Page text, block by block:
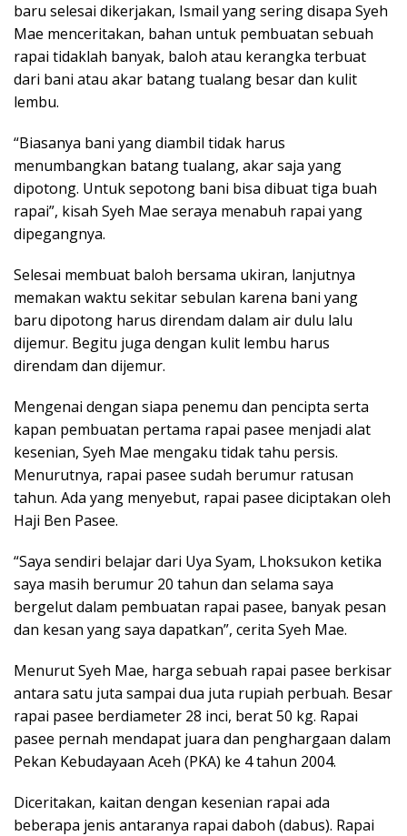
baru selesai dikerjakan, Ismail yang sering disapa Syeh
Mae menceritakan, bahan untuk pembuatan sebuah
rapai tidaklah banyak, baloh atau kerangka terbuat
dari bani atau akar batang tualang besar dan kulit
lembu.
“Biasanya bani yang diambil tidak harus
menumbangkan batang tualang, akar saja yang
dipotong. Untuk sepotong bani bisa dibuat tiga buah
rapai”, kisah Syeh Mae seraya menabuh rapai yang
dipegangnya.
Selesai membuat baloh bersama ukiran, lanjutnya
memakan waktu sekitar sebulan karena bani yang
baru dipotong harus direndam dalam air dulu lalu
dijemur. Begitu juga dengan kulit lembu harus
direndam dan dijemur.
Mengenai dengan siapa penemu dan pencipta serta
kapan pembuatan pertama rapai pasee menjadi alat
kesenian, Syeh Mae mengaku tidak tahu persis.
Menurutnya, rapai pasee sudah berumur ratusan
tahun. Ada yang menyebut, rapai pasee diciptakan oleh
Haji Ben Pasee.
“Saya sendiri belajar dari Uya Syam, Lhoksukon ketika
saya masih berumur 20 tahun dan selama saya
bergelut dalam pembuatan rapai pasee, banyak pesan
dan kesan yang saya dapatkan”, cerita Syeh Mae.
Menurut Syeh Mae, harga sebuah rapai pasee berkisar
antara satu juta sampai dua juta rupiah perbuah. Besar
rapai pasee berdiameter 28 inci, berat 50 kg. Rapai
pasee pernah mendapat juara dan penghargaan dalam
Pekan Kebudayaan Aceh (PKA) ke 4 tahun 2004.
Diceritakan, kaitan dengan kesenian rapai ada
beberapa jenis antaranya rapai daboh (dabus). Rapai